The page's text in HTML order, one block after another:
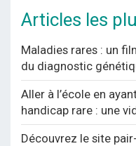
Articles les
Maladies rares : un
du diagnostic
Aller à l’école en
handicap rare : une
Découvrez le site